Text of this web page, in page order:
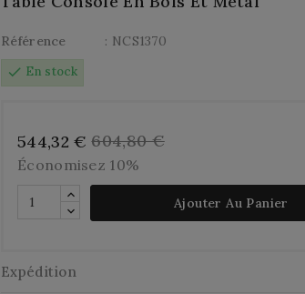
Référence
: NCS1370
check En stock
544,32 € 604,80 €
Économisez 10%
Ajouter Au Panier
Expédition